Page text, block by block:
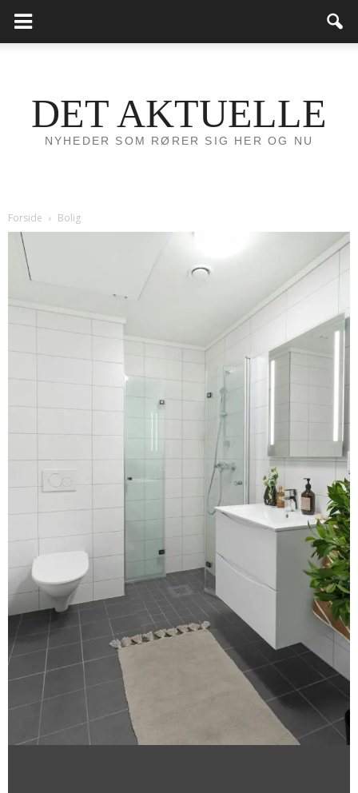
DET AKTUELLE
NYHEDER SOM RØRER SIG HER OG NU
Forside Bolig